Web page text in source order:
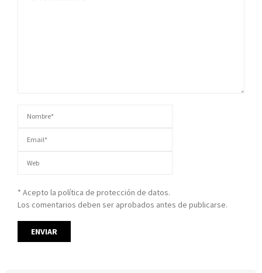
* Acepto la política de protección de datos.
Los comentarios deben ser aprobados antes de publicarse.